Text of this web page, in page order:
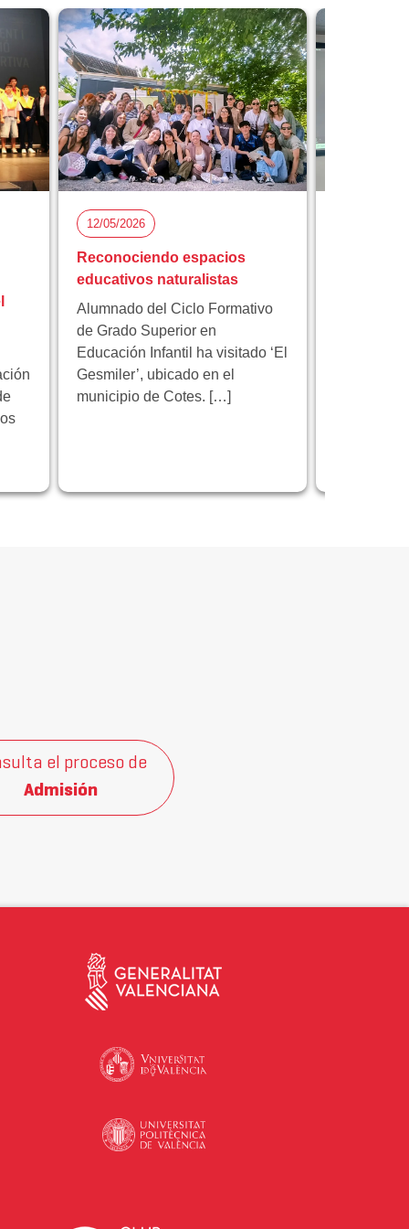
12/05/2026
Reconociendo espacios
educativos naturalistas
Alumnado del Ciclo Formativo
de Grado Superior en
Educación Infantil ha visitado ‘El
Gesmiler’, ubicado en el
municipio de Cotes. […]
el proceso de
Admisión